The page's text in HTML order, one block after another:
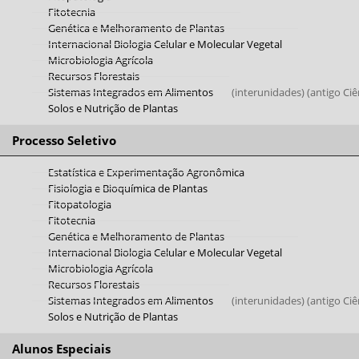
Fitotecnia
Genética e Melhoramento de Plantas
Internacional Biologia Celular e Molecular Vegetal
Microbiologia Agrícola
Recursos Florestais
Sistemas Integrados em Alimentos
(interunidades) (antigo
Solos e Nutrição de Plantas
Processo Seletivo
Estatística e Experimentação Agronômica
Fisiologia e Bioquímica de Plantas
Fitopatologia
Fitotecnia
Genética e Melhoramento de Plantas
Internacional Biologia Celular e Molecular Vegetal
Microbiologia Agrícola
Recursos Florestais
Sistemas Integrados em Alimentos
(interunidades) (antigo
Solos e Nutrição de Plantas
Alunos Especiais
logo_e-disciplinas.png